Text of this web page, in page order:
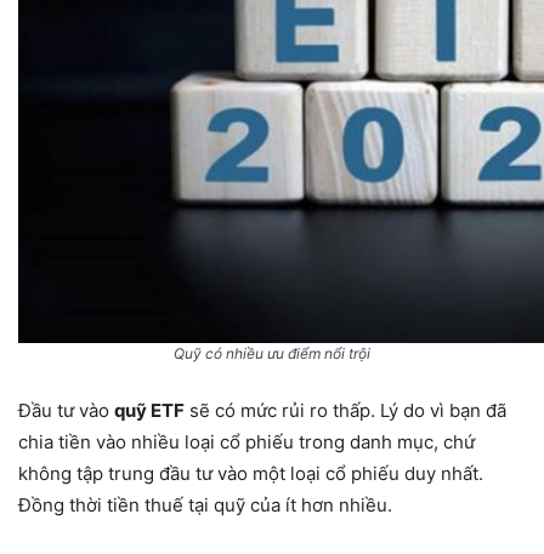
Quỹ có nhiều ưu điểm nổi trội
Đầu tư vào quỹ ETF sẽ có mức rủi ro thấp. Lý do vì bạn đã
chia tiền vào nhiều loại cổ phiếu trong danh mục, chứ
không tập trung đầu tư vào một loại cổ phiếu duy nhất.
Đồng thời tiền thuế tại quỹ của ít hơn nhiều.